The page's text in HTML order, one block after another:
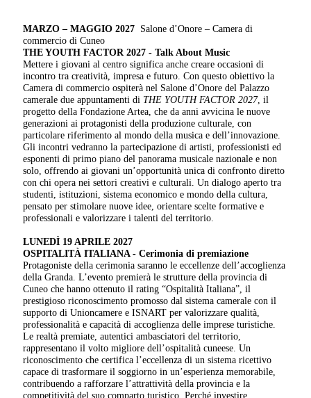
MARZO – MAGGIO 2027 Salone d’Onore – Camera di
commercio di Cuneo
THE YOUTH FACTOR 2027 -Talk About Music
Mettere i giovani al centro significa anche creare occasioni di
incontro tra creatività, impresa e futuro. Con questo obiettivo la
Camera di commercio ospiterà nel Salone d’Onore del Palazzo
camerale due appuntamenti di THE YOUTH FACTOR 2027, il
progetto della Fondazione Artea, che da anni avvicina le nuove
generazioni ai protagonisti della produzione culturale, con
particolare riferimento al mondo della musica e dell’innovazione.
Gli incontri vedranno la partecipazione di artisti, professionisti ed
esponenti di primo piano del panorama musicale nazionale e non
solo, offrendo ai giovani un’opportunità unica di confronto diretto
con chi opera nei settori creativi e culturali. Un dialogo aperto tra
studenti, istituzioni, sistema economico e mondo della cultura,
pensato per stimolare nuove idee, orientare scelte formative e
professionali e valorizzare i talenti del territorio.
LUNEDÌ 19 APRILE 2027
OSPITALITÀ ITALIANA -Cerimonia di premiazione
Protagoniste della cerimonia saranno le eccellenze dell’accoglienza
della Granda. L’evento premierà le strutture della provincia di
Cuneo che hanno ottenuto il rating “Ospitalità Italiana”, il
prestigioso riconoscimento promosso dal sistema camerale con il
supporto di Unioncamere e ISNART per valorizzare qualità,
professionalità e capacità di accoglienza delle imprese turistiche.
Le realtà premiate, autentici ambasciatori del territorio,
rappresentano il volto migliore dell’ospitalità cuneese. Un
riconoscimento che certifica l’eccellenza di un sistema ricettivo
capace di trasformare il soggiorno in un’esperienza memorabile,
contribuendo a rafforzare l’attrattività della provincia e la
competitività del suo comparto turistico. Perché investire